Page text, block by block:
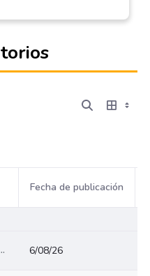
Fecha de publicación
AGOSTO DE 2026 6/08/26